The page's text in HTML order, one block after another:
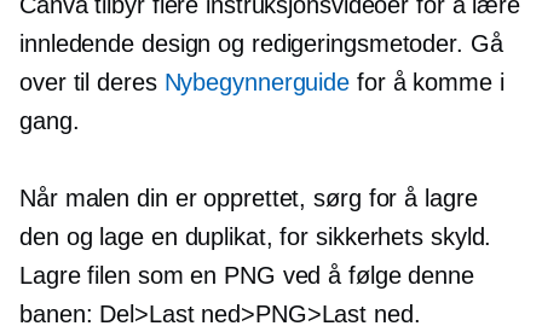
innledende design og redigeringsmetoder. Gå
over til deres Nybegynnerguide for å komme i
gang.
Når malen din er opprettet, sørg for å lagre
den og lage en duplikat, for sikkerhets skyld.
Lagre filen som en PNG ved å følge denne
banen: Del>Last ned>PNG>Last ned.